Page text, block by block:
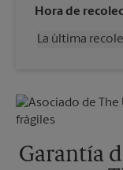
Miércoles
Viernes
Hora de
La última
Viernes
Sábado
Lunes
Garantía